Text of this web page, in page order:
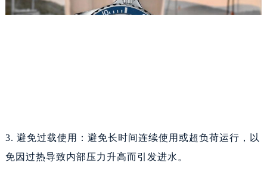
3. 避免过载使用：避免长时间连续使用或超负荷运行，以
免因过热导致内部压力升高而引发进水。